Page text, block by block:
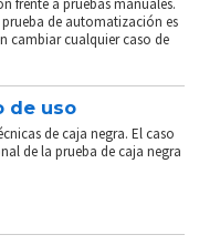
frente a pruebas manuales.
de automatización es
cambiar cualquier caso de
de uso
de caja negra. El caso
de la prueba de caja negra